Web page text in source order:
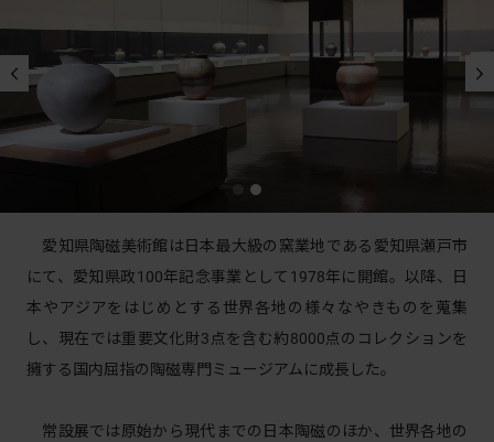
愛知県陶磁美術館は日本最大級の窯業地である愛知県瀬戸市
にて、愛知県政100年記念事業として1978年に開館。以降、日
本やアジアをはじめとする世界各地の様々なやきものを蒐集
し、現在では重要文化財3点を含む約8000点のコレクションを
擁する国内屈指の陶磁専門ミュージアムに成長した。
常設展では原始から現代までの日本陶磁のほか、世界各地の